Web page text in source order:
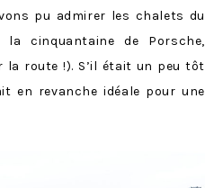
pu admirer les chalets du
cinquantaine de Porsche,
la route !). S’il était un peu tôt
en revanche idéale pour une